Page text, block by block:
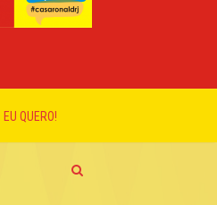
EU QUERO!